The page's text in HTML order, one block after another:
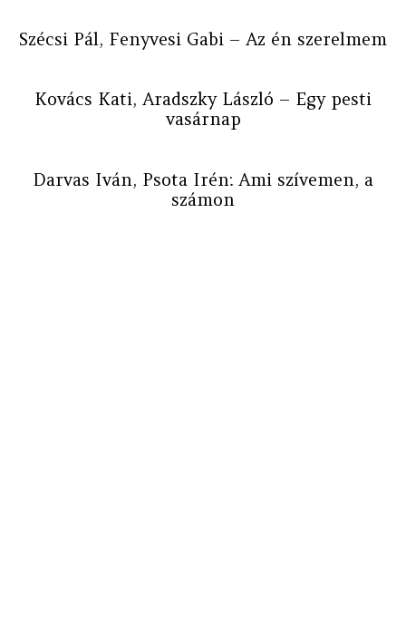
Szécsi Pál, Fenyvesi Gabi – Az én szerelmem
Kovács Kati, Aradszky László – Egy pesti
vasárnap
Darvas Iván, Psota Irén: Ami szívemen, a
számon